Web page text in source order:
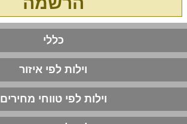
כללי
וילות לפי איזור
וילות לפי טווחי מחירים